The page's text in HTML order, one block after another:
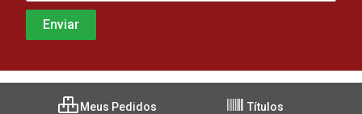
Meus Pedidos Títulos